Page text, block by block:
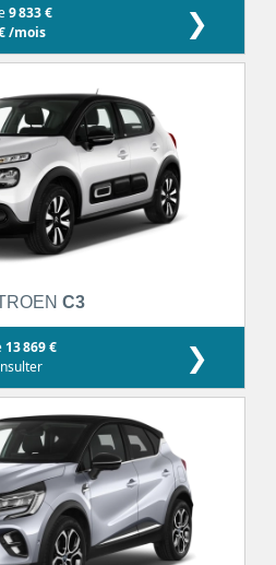
9 833 €
/mois ❯
C3
13 869 €
❯